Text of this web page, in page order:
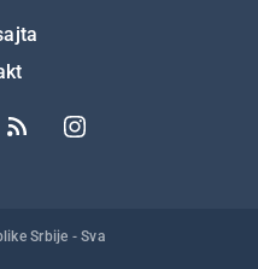
Srbije - Sva